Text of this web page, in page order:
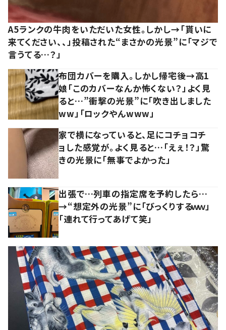
A5ランクの牛肉をいただいた女性。しかし→「貰いに
来てください、、」投稿された“まさかの光景”に「マジで
言うてる…？」
布団カバーを購入。しかし帰宅後→高1
娘「このカバーなんか怖くない？」よく見
ると…”衝撃の光景”に「吹き出しました
ww」「ロックやんwww」
家で横になっていると、足にコチョコチ
ョした感覚が。よく見ると…「えぇ！？」驚
きの光景に「無事でよかった」
出張で…列車の指定席を予約したら…
→“想定外の光景”に「びっくりするｗｗ」
「連れて行ってあげて笑」